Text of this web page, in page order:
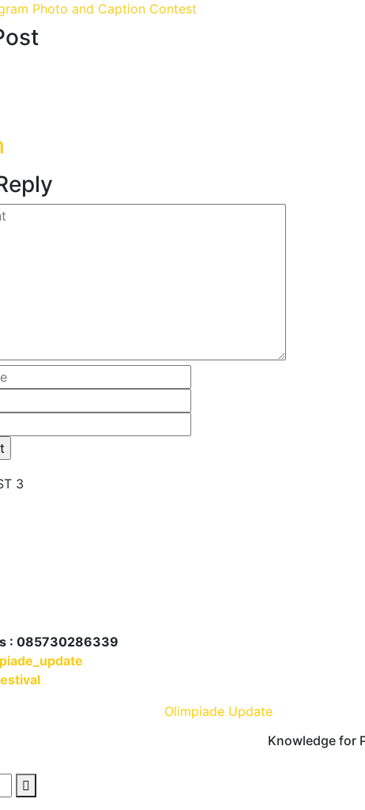
Photo and Caption Contest
: 085730286339
Olimpiade Update| Develop and
Knowledge for